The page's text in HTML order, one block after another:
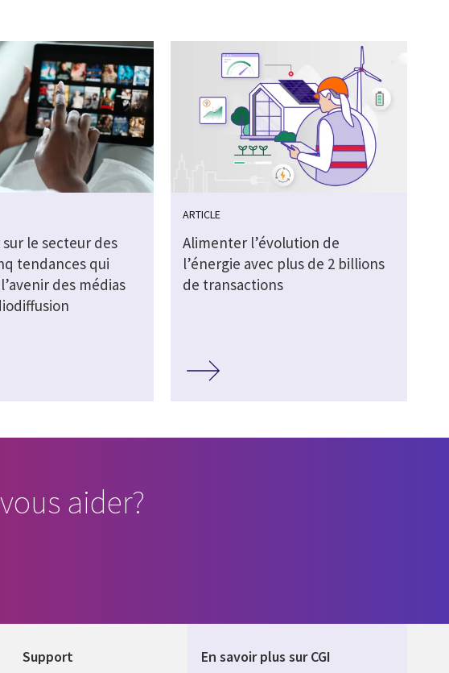
le secteur des
tendances qui
des médias
ARTICLE
Alimenter l’évolution de
l’énergie avec plus de 2 billions
de transactions
aider?
Support En savoir plus sur CGI